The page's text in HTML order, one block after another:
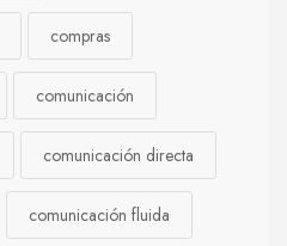
compras
comunicación
comunicación directa
comunicación fluida